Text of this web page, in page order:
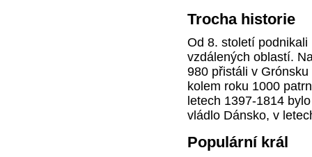
Trocha historie
Od 8. století
vzdálených oblastí.
980 přistáli v
kolem roku 1000
letech 1397-1814
vládlo Dánsko, v
Populární král